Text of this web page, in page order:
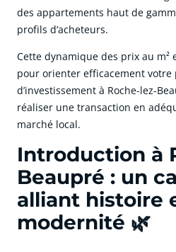
des appartements haut de
profils d’acheteurs.
Cette dynamique des prix au
pour orienter efficacement votre
d’investissement à Roche-lez-
réaliser une transaction en
marché local.
Introduction à
Beaupré : un
alliant histoire
modernité 🌿